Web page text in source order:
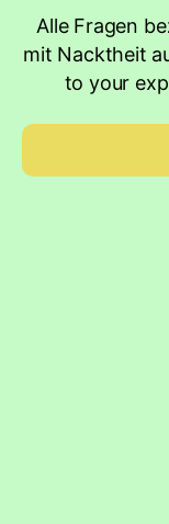
Alle Fragen
mit Nacktheit
to your